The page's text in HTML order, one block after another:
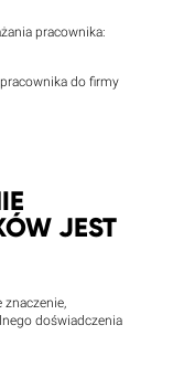
pracownika:
do firmy
JEST
doświadczenia